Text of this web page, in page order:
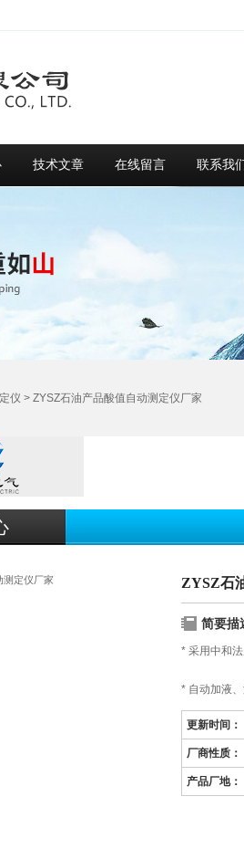
技术文章 在线留言 联系我
仪 > ZYSZ石油产品酸值自动测定仪厂家
ZYSZ石
简要描
* 采用中和
* 自动加液
* 外壳采用
更新时间：
厂商性质：
产品厂地：